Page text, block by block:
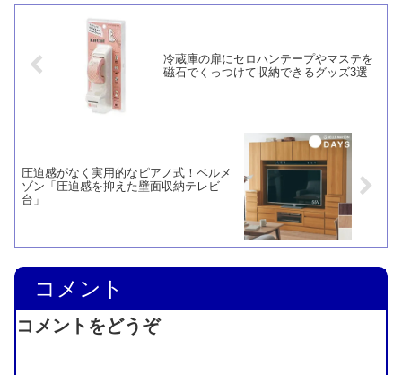
触りが良くありません。
冷蔵庫の扉にセロハンテープやマステを
磁石でくっつけて収納できるグッズ3選
圧迫感がなく実用的なピアノ式！ベルメ
ゾン「圧迫感を抑えた壁面収納テレビ
台」
コメント
コメントをどうぞ